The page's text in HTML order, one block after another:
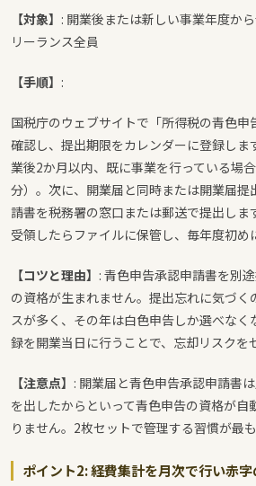
【対象】 : 開業後または新しい事業年度か
リーランス全員
【手順】 :
国税庁のウェブサイトで「所得税の青色申
確認し、提出期限をカレンダーに登録しま
業後2か月以内、既に事業を行っている場
分）。次に、開業届と同時または開業届提
請書を税務署の窓口または郵送で提出しま
受領したらファイルに保管し、毎年度初め
【コツと理由】 : 青色申告承認申請書を別
の資格が生まれません。提出忘れに気づく
スが多く、その年は白色申告しか選べなく
録を開業当日に行うことで、忘却リスクを
【注意点】 : 開業届と青色申告承認申請書
を出したからといって青色申告の資格が自
りません。2枚セットで管理する習慣が最
ポイント2: 経費集計を月次で行い赤